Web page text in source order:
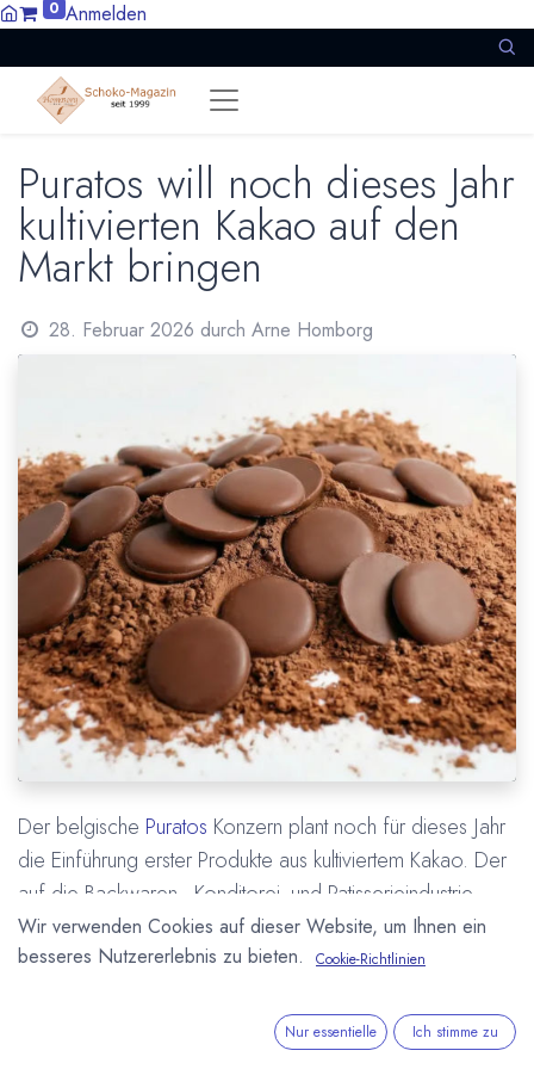
0 Anmelden
Puratos will noch dieses Jahr
kultivierten Kakao auf den
Markt bringen
28. Februar 2026 durch Arne Homborg
Der belgische Puratos Konzern plant noch für dieses Jahr
die Einführung erster Produkte aus kultiviertem Kakao. Der
auf die Backwaren-, Konditorei- und Patisserieindustrie
spezialisierte Halbfabrikateproduzent vertreibt weltweit
Zutaten für Handwerk und Industrie.
Ende 2026 soll zunächst in den USA ein Produkt aus
Wir verwenden Cookies auf dieser Website, um Ihnen ein
besseres Nutzererlebnis zu bieten.
Cookie-Richtlinien
Nur essentielle Ich stimme zu